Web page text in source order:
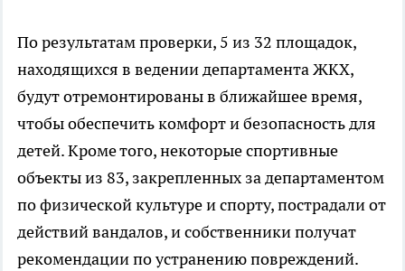
По результатам проверки, 5 из 32 площадок,
находящихся в ведении департамента ЖКХ,
будут отремонтированы в ближайшее время,
чтобы обеспечить комфорт и безопасность для
детей. Кроме того, некоторые спортивные
объекты из 83, закрепленных за департаментом
по физической культуре и спорту, пострадали от
действий вандалов, и собственники получат
рекомендации по устранению повреждений.